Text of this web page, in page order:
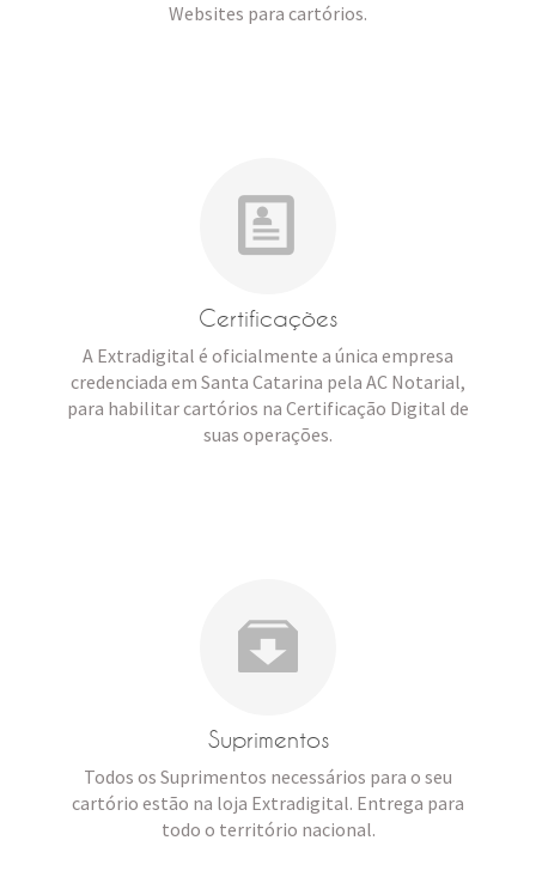
Websites para cartórios.
Certificações
⁠⁠⁠A Extradigital é oficialmente a única empresa
credenciada em Santa Catarina pela AC Notarial,
para habilitar cartórios na Certificação Digital de
suas operações.
Suprimentos
Todos os Suprimentos necessários para o seu
cartório estão na loja Extradigital. Entrega para
todo o território nacional.